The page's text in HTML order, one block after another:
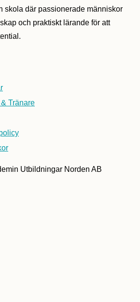
skola där passionerade människor
och praktiskt lärande för att
Tränare
Utbildningar Norden AB